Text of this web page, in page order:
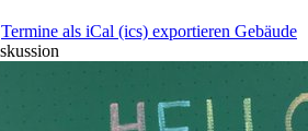
Termine als iCal (ics) exportieren Gebäude